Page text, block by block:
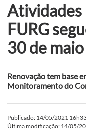
Atividades
FURG
30 de maio
Renovação tem base
Monitoramento do
Publicado: 14/05/2021 16h33
Última modificação: 14/05/